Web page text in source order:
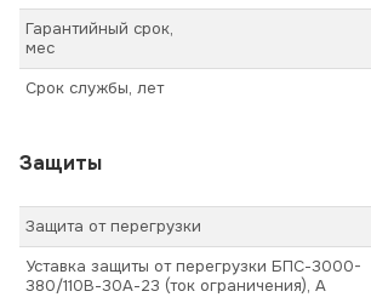
Гарантийный срок,
мес
Срок службы, лет
Защиты
Защита от перегрузки
Уставка защиты от перегрузки БПС-3000-
380/110В-30А-23 (ток ограничения), А